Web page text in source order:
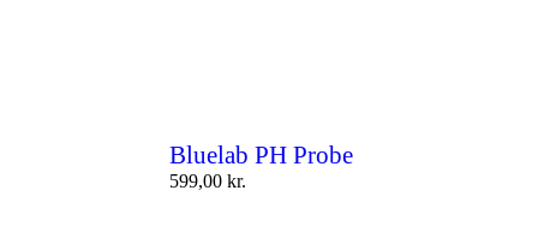
Bluelab PH Probe
599,00 kr.